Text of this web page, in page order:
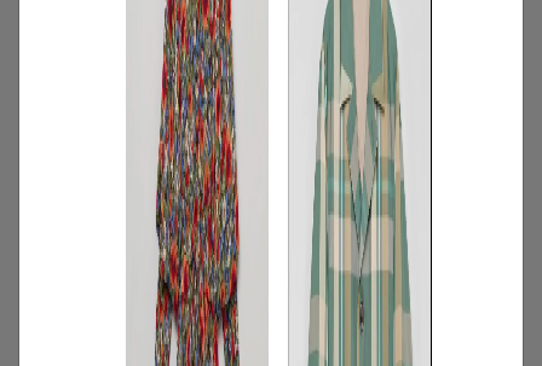
コーディネート アイテム
【甘シャツ・ブラウス100選】大人可愛い
夏コーデにおすすめ！映えトップスを厳
選
2026.07.16